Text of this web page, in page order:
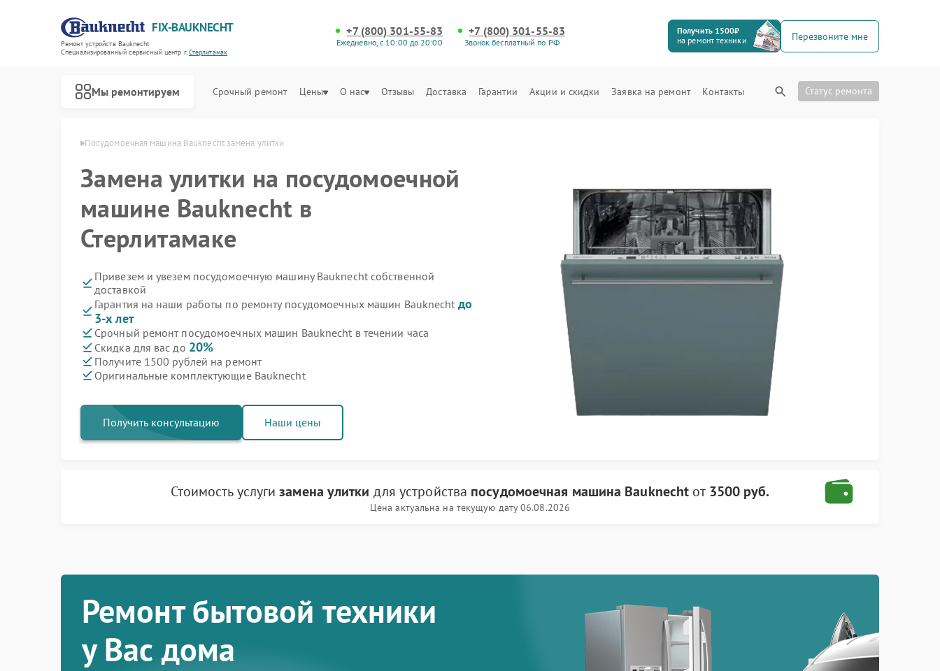
FIX-BAUKNECHT
Ремонт устройств Bauknecht
Специализированный cервисный центр г.Стерлитамак
+7 (800) 301-55-83
Ежедневно, с 10:00 до 20:00
+7 (800) 301-55-83
Звонок бесплатный по РФ
Получить 1500₽
на ремонт техники
Перезвоните мне
Мы ремонтируем Срочный ремонт Цены О нас Отзывы Доставка Гарантии Акции и скидки Заявка на ремонт Контакты Статус ремонта
Посудомоечная машина Bauknecht замена улитки
Замена улитки на посудомоечной
машине Bauknecht в
Стерлитамаке
Привезем и увезем посудомоечную машину Bauknecht собственной
доставкой
Гарантия на наши работы по ремонту посудомоечных машин Bauknecht до
3-х лет
Срочный ремонт посудомоечных машин Bauknecht в течении часа
Скидка для вас до 20%
Получите 1500 рублей на ремонт
Оригинальные комплектующие Bauknecht
Получить консультацию Наши цены
Стоимость услугизамена улитки для устройства посудомоечная машина Bauknecht от 3500 руб.
Цена актуальна на текущую дату 06.08.2026
Ремонт бытовой техники
у Вас дома